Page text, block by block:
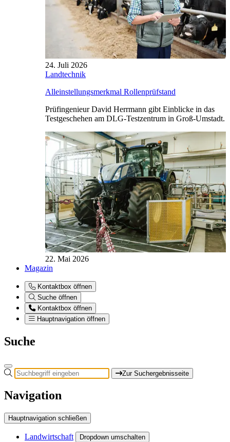
24. Juli 2026
Landtechnik
Alleinstellungsmerkmal Rollenprüfstand
Prüfingenieur David Herrmann gibt Einblicke in das
Testgeschehen am DLG-Testzentrum in Groß-Umstadt.
22. Mai 2026
Magazin
Kontaktbox öffnen
Suche öffnen
Kontaktbox öffnen
Hauptnavigation öffnen
Suche
Zur Suchergebnisseite
Navigation
Hauptnavigation schließen
Landwirtschaft Dropdown umschalten